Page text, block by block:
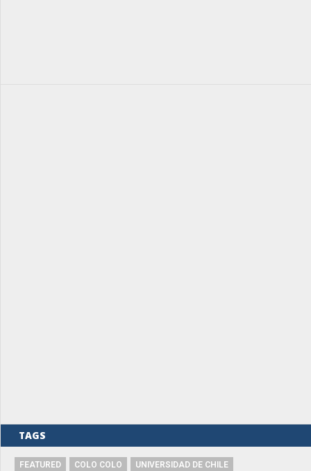
TAGS
FEATURED COLO COLO
UNIVERSIDAD DE CHILE